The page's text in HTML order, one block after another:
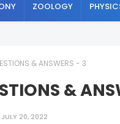
ZOOLOGY
& ANSWERS - 3
&
JULY 20, 2022